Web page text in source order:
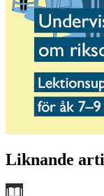
Liknande